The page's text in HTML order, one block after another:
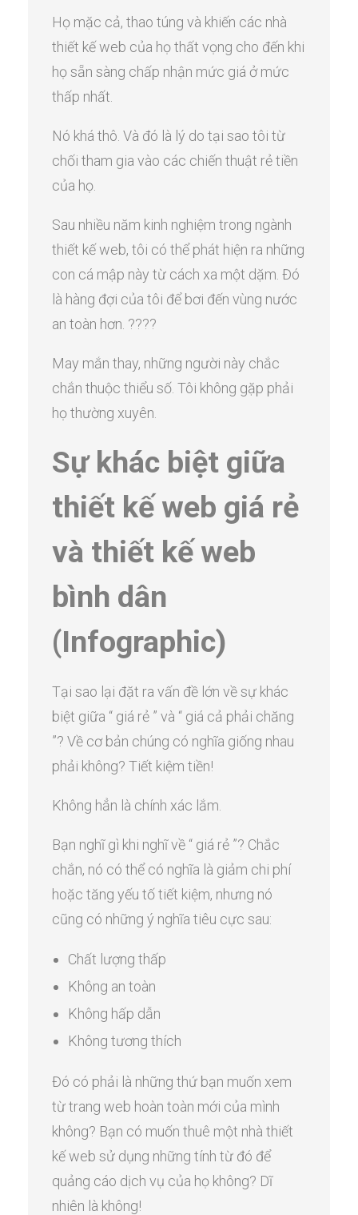
Họ mặc cả, thao túng và khiến các nhà
thiết kế web của họ thất vọng cho đến khi
họ sẵn sàng chấp nhận mức giá ở mức
thấp nhất.
Nó khá thô. Và đó là lý do tại sao tôi từ
chối tham gia vào các chiến thuật rẻ tiền
của họ.
Sau nhiều năm kinh nghiệm trong ngành
thiết kế web, tôi có thể phát hiện ra những
con cá mập này từ cách xa một dặm. Đó
là hàng đợi của tôi để bơi đến vùng nước
an toàn hơn. ????
May mắn thay, những người này chắc
chắn thuộc thiểu số. Tôi không gặp phải
họ thường xuyên.
Sự khác biệt giữa
thiết kế web giá rẻ
và thiết kế web
bình dân
(Infographic)
Tại sao lại đặt ra vấn đề lớn về sự khác
biệt giữa “ giá rẻ ” và “ giá cả phải chăng
”? Về cơ bản chúng có nghĩa giống nhau
phải không? Tiết kiệm tiền!
Không hẳn là chính xác lắm.
Bạn nghĩ gì khi nghĩ về “ giá rẻ ”? Chắc
chắn, nó có thể có nghĩa là giảm chi phí
hoặc tăng yếu tố tiết kiệm, nhưng nó
cũng có những ý nghĩa tiêu cực sau:
Chất lượng thấp
Không an toàn
Không hấp dẫn
Không tương thích
Đó có phải là những thứ bạn muốn xem
từ trang web hoàn toàn mới của mình
không? Bạn có muốn thuê một nhà thiết
kế web sử dụng những tính từ đó để
quảng cáo dịch vụ của họ không? Dĩ
nhiên là không!